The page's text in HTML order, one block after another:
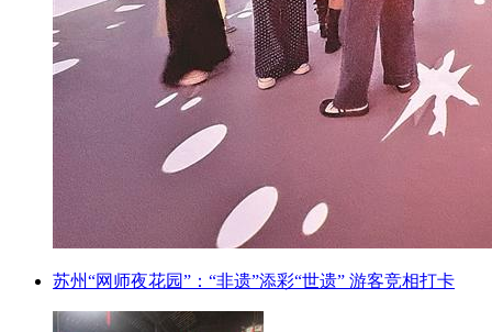
苏州“网师夜花园”：“非遗”添彩“世遗” 游客竞相打卡